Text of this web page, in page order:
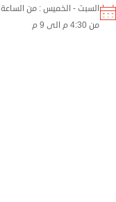
السبت - الخميس : من الساعة 9 ص إلى 1:30 م
من 4:30 م الى 9 م